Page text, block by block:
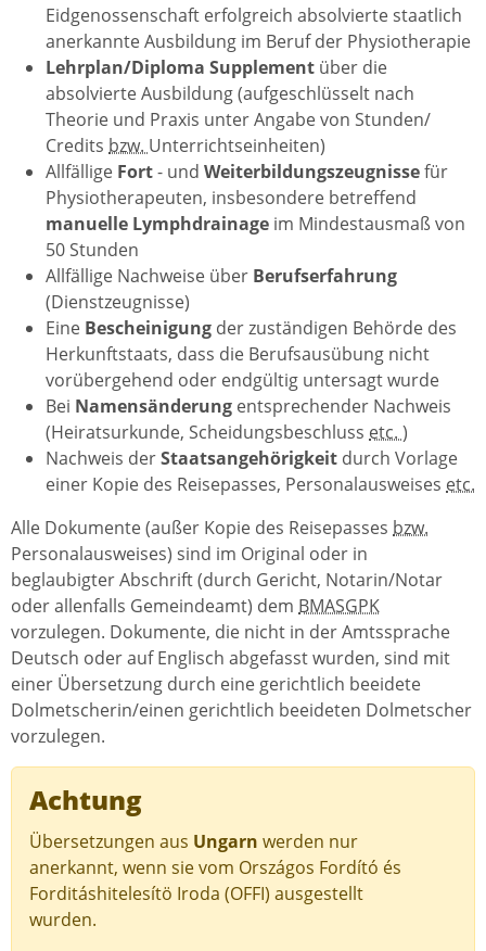
Eidgenossenschaft erfolgreich absolvierte staatlich
anerkannte Ausbildung im Beruf der Physiotherapie
Lehrplan/Diploma Supplement über die
absolvierte Ausbildung (aufgeschlüsselt nach
Theorie und Praxis unter Angabe von Stunden/
Credits bzw. Unterrichtseinheiten)
Allfällige Fort- und Weiterbildungszeugnissefür
Physiotherapeuten, insbesondere betreffend
manuelle Lymphdrainage im Mindestausmaß von
50 Stunden
Allfällige Nachweise über Berufserfahrung
(Dienstzeugnisse)
Eine Bescheinigung der zuständigen Behörde des
Herkunftstaats, dass die Berufsausübung nicht
vorübergehend oder endgültig untersagt wurde
Bei Namensänderung entsprechender Nachweis
(Heiratsurkunde, Scheidungsbeschluss etc. )
Nachweis derStaatsangehörigkeit durch Vorlage
einer Kopie des Reisepasses, Personalausweises etc.
Alle Dokumente (außer Kopie des Reisepasses bzw.
Personalausweises) sind im Original oder in
beglaubigter Abschrift (durch Gericht, Notarin/Notar
oder allenfalls Gemeindeamt) dem BMASGPK
vorzulegen. Dokumente, die nicht in der Amtssprache
Deutsch oder auf Englisch abgefasst wurden, sind mit
einer Übersetzung durch eine gerichtlich beeidete
Dolmetscherin/einen gerichtlich beeideten Dolmetscher
vorzulegen.
Achtung
Übersetzungen aus Ungarn werden nur
anerkannt, wenn sie vom Országos Fordító és
Forditáshitelesítö Iroda (OFFI) ausgestellt
wurden.